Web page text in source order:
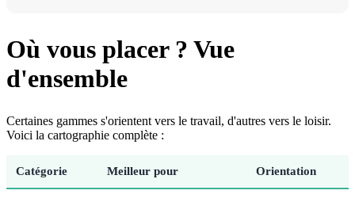
Où vous placer ? Vue
d'ensemble
Certaines gammes s'orientent vers le travail, d'autres vers le loisir.
Voici la cartographie complète :
Catégorie Meilleur pour Orientation